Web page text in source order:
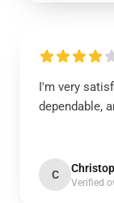
I'm very
dependable,
C
Verified